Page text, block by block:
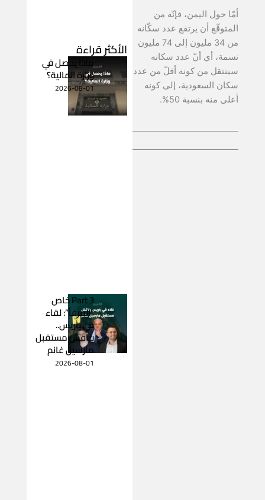
أمّا حول اليمن، فإنّه من
المتوقّع أن يرتفع عدد سكّانه
من 34 مليون إلى 74 مليون
نسمة، أي أنّ عدد سكانه
سينتقل من كونه أقلّ من عدد
سكان السعودية، إلى كونه
أعلى منه بنسبة 50%.
الأكثر قراءة
ماذا يحصل في
وزارة المالية؟
2026-08-01
Part 3 خاص
“المرفأ”: لقاء
في باريس..
يناقش مستقبل
مارسيل غانم
2026-08-01